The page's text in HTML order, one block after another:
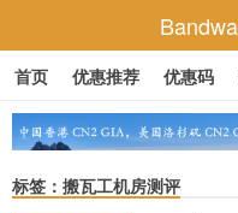
首页 优惠推荐 优惠码
标签：搬瓦工机房测评